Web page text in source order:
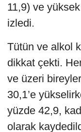
11,9) ve
izledi.
Tütün ve alkol
dikkat çekti.
ve üzeri
30,1’e
yüzde 42,9,
olarak